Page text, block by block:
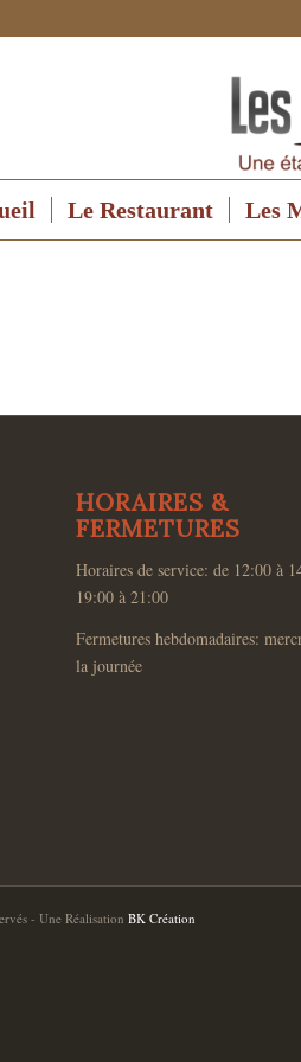
Le Restaurant Les
HORAIRES &
FERMETURES
Horaires de service: de 12:00 à
19:00 à 21:00
Fermetures hebdomadaires:
la journée
- Une Réalisation BK Création